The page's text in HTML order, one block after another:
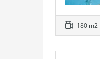
180 m2